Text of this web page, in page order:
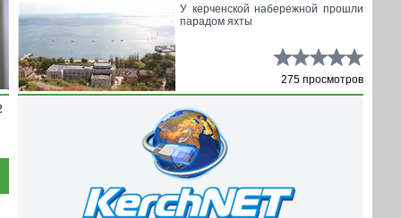
У керченской набережной прошли
парадом яхты
275 просмотров